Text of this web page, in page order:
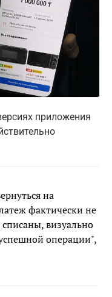
приложения
на
фактически не
визуально
операции",